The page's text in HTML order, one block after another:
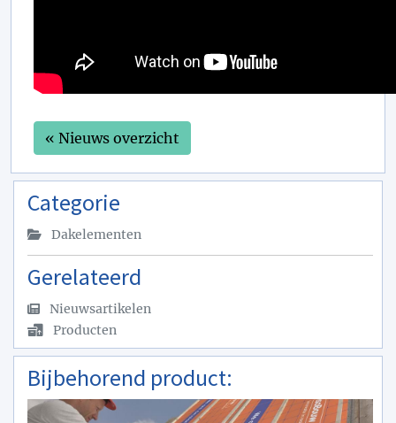
« Nieuws overzicht
Categorie
Dakelementen
Gerelateerd
Nieuwsartikelen
Producten
Bijbehorend product: